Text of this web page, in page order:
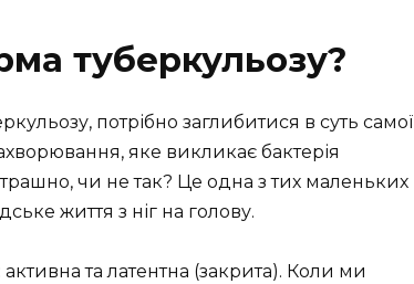
туберкульозу?
потрібно заглибитися в суть самої
яке викликає бактерія
чи не так? Це одна з тих маленьких
життя з ніг на голову.
та латентна (закрита). Коли ми